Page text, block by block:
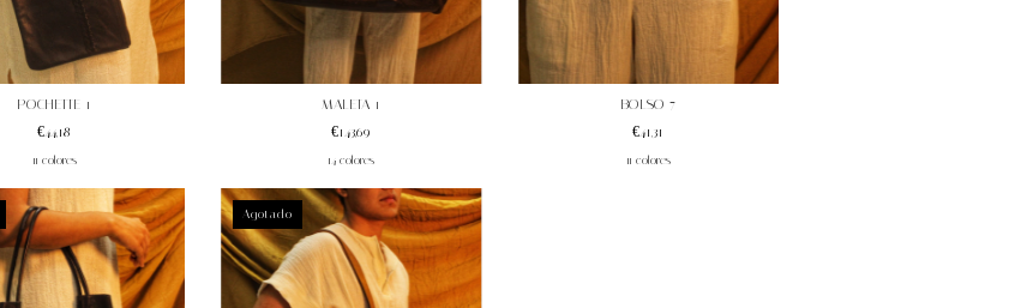
POCHETTE 1
€44,18
11 colores
MALETA 1
€143,69
14 colores
BOLSO 7
€41,31
11 colores
Agotado